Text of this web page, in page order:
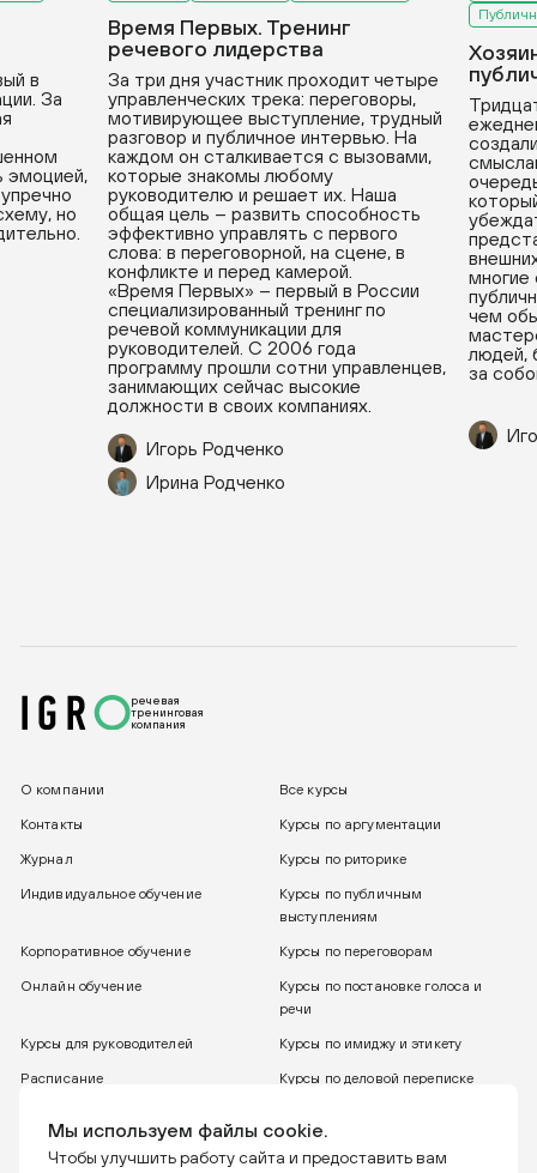
Мы используем файлы cookie.
Чтобы улучшить работу сайта и предоставить вам
в
За
эмоцией,
но
Время Первых. Тренинг
речевого лидерства
За три дня участник проходит четыре
управленческих трека: переговоры,
мотивирующее выступление, трудный
разговор и публичное интервью. На
каждом он сталкивается с вызовами,
которые знакомы любому
руководителю и решает их. Наша
общая цель – развить способность
эффективно управлять с первого
слова: в переговорной, на сцене, в
конфликте и перед камерой.
«Время Первых» – первый в России
специализированный тренинг по
речевой коммуникации для
руководителей. С 2006 года
программу прошли сотни управленцев,
занимающих сейчас высокие
должности в своих компаниях.
Игорь Родченко
Ирина Родченко
многие
чем
людей,
за
речевая
тренинговая
компания
О компании Все курсы
Контакты Курсы по аргументации
Журнал Курсы по риторике
Индивидуальное обучение
Курсы по публичным
выступлениям
Корпоративное обучение Курсы по переговорам
Онлайн обучение
Курсы по постановке голоса и
речи
Курсы для руководителей Курсы по имиджу и этикету
Расписание Курсы по деловой переписке